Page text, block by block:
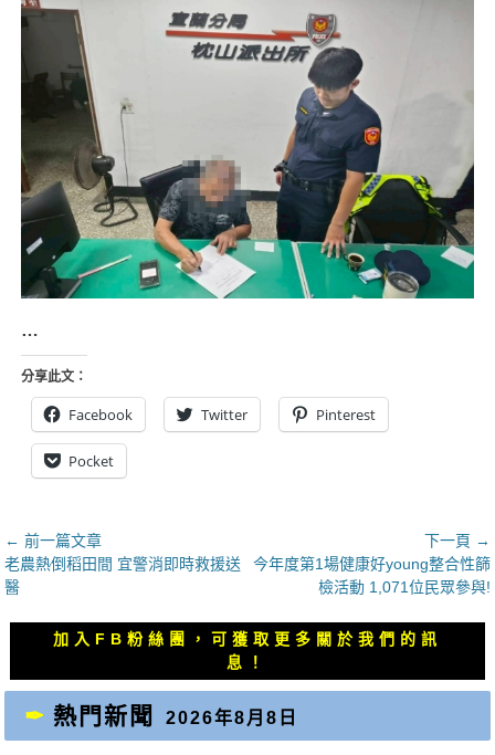
…
分享此文：
Facebook Twitter Pinterest
Pocket
文
章
導
覽
← 前一篇文章
上
一
老農熱倒稻田間 宜警消即時救援送
醫
下一頁 →
下
文
章：
今年度第1場健康好young整合性篩
檢活動 1,071位民眾參與!
加入FB粉絲團，可獲取更多關於我們的訊
息！
熱門新聞 2026年8月8日